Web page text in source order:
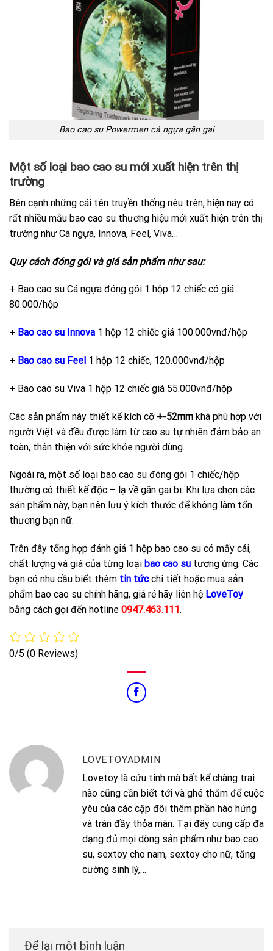
Bao cao su Powermen cá ngựa gân gai
Một số loại bao cao su mới xuất hiện trên thị
trường
Bên cạnh những cái tên truyền thống nêu trên, hiện nay có
rất nhiều mẫu bao cao su thương hiệu mới xuất hiện trên thị
trường như Cá ngựa, Innova, Feel, Viva…
Quy cách đóng gói và giá sản phẩm như sau:
+ Bao cao su Cá ngựa đóng gói 1 hộp 12 chiếc có giá
80.000/hộp
+ Bao cao su Innova 1 hộp 12 chiếc giá 100.000vnđ/hộp
+ Bao cao su Feel 1 hộp 12 chiếc, 120.000vnđ/hộp
+ Bao cao su Viva 1 hộp 12 chiếc giá 55.000vnđ/hộp
Các sản phẩm này thiết kế kích cỡ +-52mm khá phù hợp với
người Việt và đều được làm từ cao su tự nhiên đảm bảo an
toàn, thân thiện với sức khỏe người dùng.
Ngoài ra, một số loại bao cao su đóng gói 1 chiếc/hộp
thường có thiết kế độc – lạ về gân gai bi. Khi lựa chọn các
sản phẩm này, bạn nên lưu ý kích thước để không làm tổn
thương bạn nữ.
Trên đây tổng hợp đánh giá 1 hộp bao cao su có mấy cái,
chất lượng và giá của từng loại bao cao su tương ứng. Các
bạn có nhu cầu biết thêm tin tứcchi tiết hoặc mua sản
phẩm bao cao su chính hãng, giá rẻ hãy liên hệ LoveToy
bằng cách gọi đến hotline 0947.463.111 .
0/5 (0 Reviews)
LOVETOYADMIN
Lovetoy là cứu tinh mà bất kể chàng trai
nào cũng cần biết tới và ghé thăm để cuộc
yêu của các cặp đôi thêm phần hào hứng
và tràn đầy thỏa mãn. Tại đây cung cấp đa
dạng đủ mọi dòng sản phẩm như bao cao
su, sextoy cho nam, sextoy cho nữ, tăng
cường sinh lý,…
Để lại một bình luận